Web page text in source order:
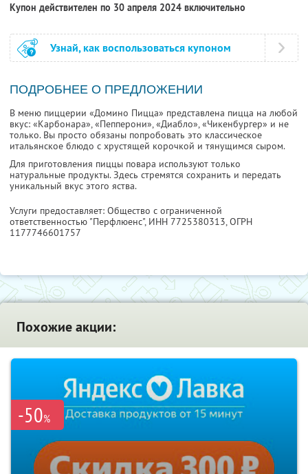
Купон действителен по 30 апреля 2024 включительно
Узнай, как воспользоваться купоном
ПОДРОБНЕЕ О ПРЕДЛОЖЕНИИ
В меню пиццерии «Домино Пицца» представлена пицца на любой
вкус: «Карбонара», «Пепперони», «Диабло», «Чикенбургер» и не
только. Вы просто обязаны попробовать это классическое
итальянское блюдо с хрустящей корочкой и тянущимся сыром.
Для приготовления пиццы повара используют только
натуральные продукты. Здесь стремятся сохранить и передать
уникальный вкус этого яства.
Услуги предоставляет: Общество с ограниченной
ответственностью "Перфлюенс", ИНН 7725380313, ОГРН
1177746601757
Похожие акции:
-50%